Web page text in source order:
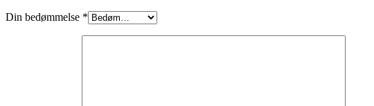
Din bedømmelse *